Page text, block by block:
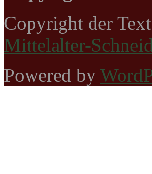
Copyright der
Mittelalter-
Powered by